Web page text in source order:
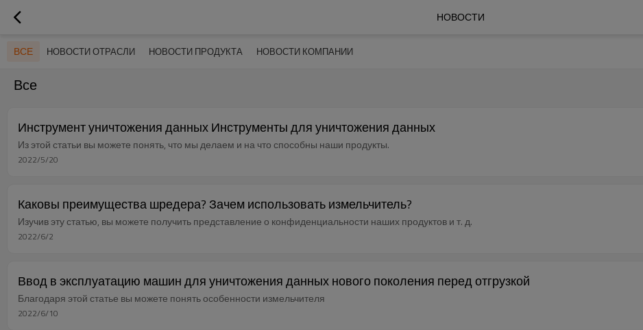
НОВОСТИ
ВСЕ НОВОСТИ ОТРАСЛИ НОВОСТИ ПРОДУКТА НОВОСТИ КОМПАНИИ
Все
Инструмент уничтожения данных Инструменты для уничтожения данных
Из этой статьи вы можете понять, что мы делаем и на что способны наши продукты.
2022/5/20
Каковы преимущества шредера? Зачем использовать измельчитель?
Изучив эту статью, вы можете получить представление о конфиденциальности наших продуктов и т. д.
2022/6/2
Ввод в эксплуатацию машин для уничтожения данных нового поколения перед отгрузкой
Благодаря этой статье вы можете понять особенности измельчителя
2022/6/10